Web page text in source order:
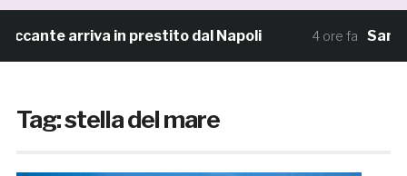
arriva in prestito dal Napoli 4 ore fa Samb, la
Tag:stella del mare